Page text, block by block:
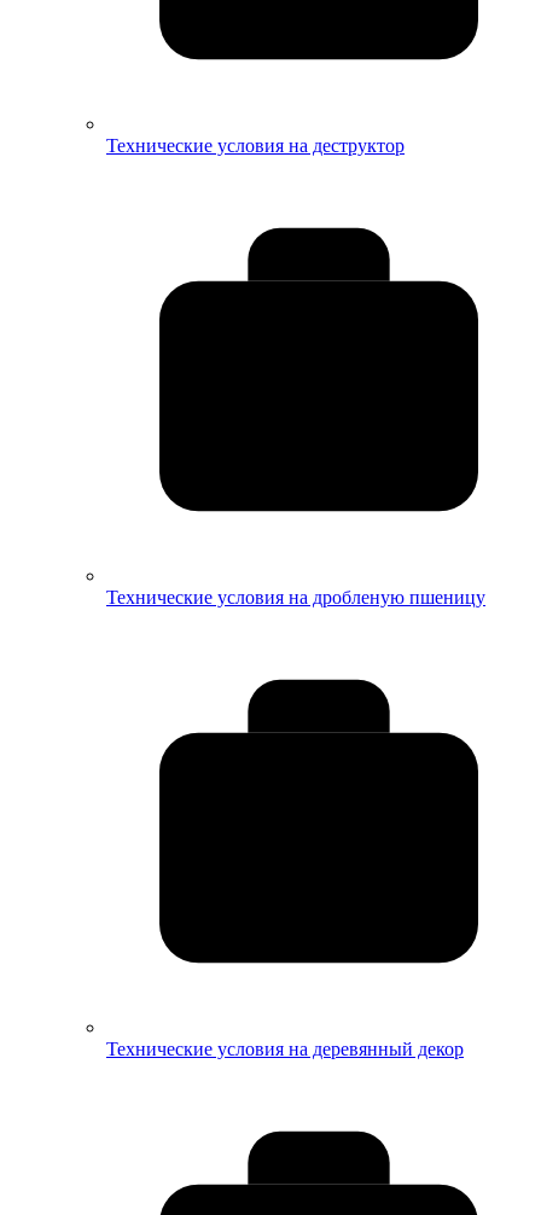
Технические условия на деструктор
Технические условия на дробленую пшеницу
Технические условия на деревянный декор